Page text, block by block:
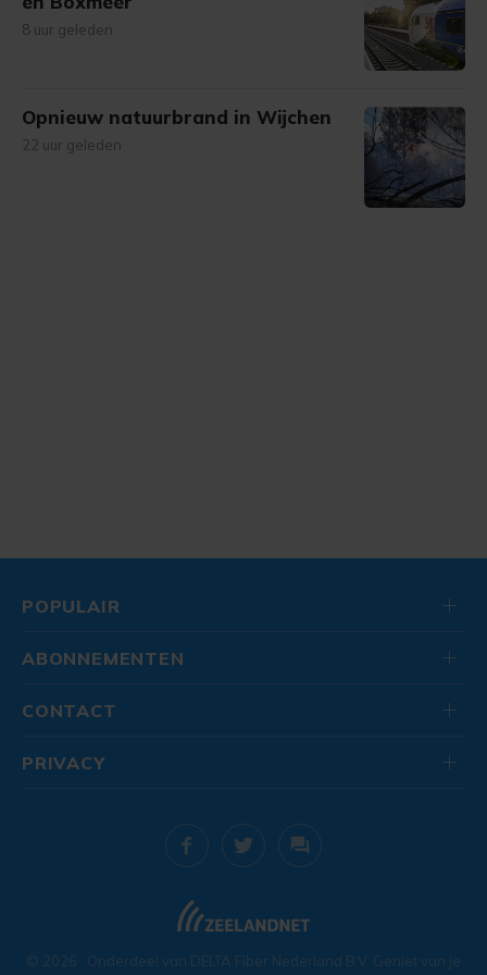
8 uur geleden
Opnieuw natuurbrand in Wijchen
22 uur geleden
POPULAIR
ABONNEMENTEN
CONTACT
© 2026 . Onderdeel van DELTA Fiber Nederland B.V. Geniet van je
PRIVACY